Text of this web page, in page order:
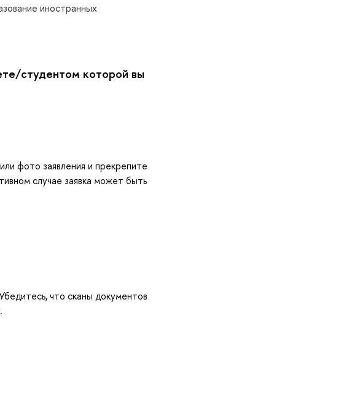
иностранных
студентом которой вы
фото заявления и прекрепите
случае заявка может быть
что сканы документо